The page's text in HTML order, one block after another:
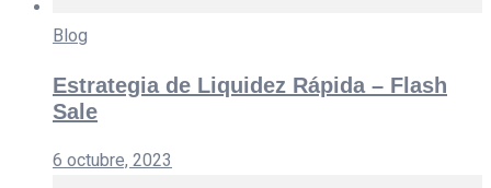
Blog
Estrategia de Liquidez Rápida – Flash
Sale
6 octubre, 2023